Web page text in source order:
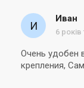
Иван
6
Очень удобен
крепления,